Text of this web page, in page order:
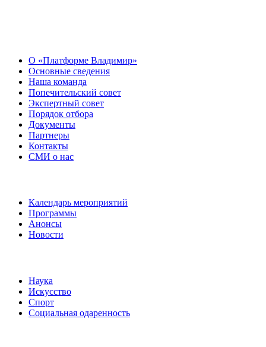
О «Платформе Владимир»
Основные сведения
Наша команда
Попечительский совет
Экспертный совет
Порядок отбора
Документы
Партнеры
Контакты
СМИ о нас
Календарь мероприятий
Программы
Анонсы
Новости
Наука
Искусство
Спорт
Социальная одаренность